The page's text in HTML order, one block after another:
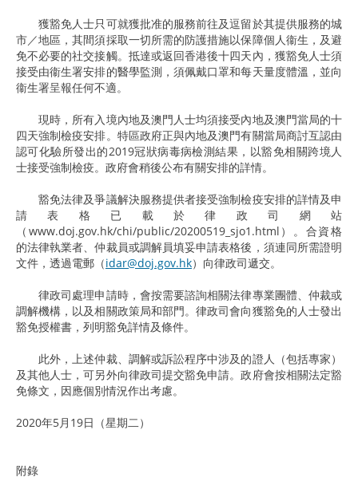
獲豁免人士只可就獲批准的服務前往及逗留於其提供服務的城
市／地區，其間須採取一切所需的防護措施以保障個人衞生，及避
免不必要的社交接觸。抵達或返回香港後十四天內，獲豁免人士須
接受由衞生署安排的醫學監測，須佩戴口罩和每天量度體溫，並向
衞生署呈報任何不適。
現時，所有入境內地及澳門人士均須接受內地及澳門當局的十
四天強制檢疫安排。特區政府正與內地及澳門有關當局商討互認由
認可化驗所發出的2019冠狀病毒病檢測結果，以豁免相關跨境人
士接受強制檢疫。政府會稍後公布有關安排的詳情。
豁免法律及爭議解決服務提供者接受強制檢疫安排的詳情及申
請表格已載於律政司網站
（ www.doj.gov.hk/chi/public/20200519_sjo1.html ）。合資格
的法律執業者、仲裁員或調解員填妥申請表格後，須連同所需證明
文件，透過電郵（idar@doj.gov.hk）向律政司遞交。
律政司處理申請時，會按需要諮詢相關法律專業團體、仲裁或
調解機構，以及相關政策局和部門。律政司會向獲豁免的人士發出
豁免授權書，列明豁免詳情及條件。
此外，上述仲裁、調解或訴訟程序中涉及的證人（包括專家）
及其他人士，可另外向律政司提交豁免申請。政府會按相關法定豁
免條文，因應個別情況作出考慮。
2020年5月19日（星期二）
附錄